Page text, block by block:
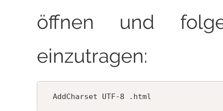
öffnen und
einzutragen: